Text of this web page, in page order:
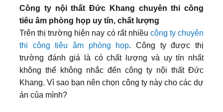
Công ty nội thất Đức Khang chuyên thi công
tiêu âm phòng họp uy tín, chất lượng
Trên thị trường hiện nay có rất nhiều công ty chuyên
thi công tiêu âm phòng họp. Công ty được thị
trường đánh giá là có chất lượng và uy tín nhất
không thể không nhắc đến công ty nội thất Đức
Khang. Vì sao bạn nên chọn công ty này cho các dự
án của mình?